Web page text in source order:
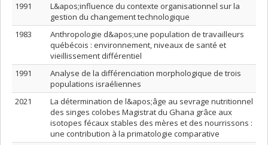
1991
L&apos;influence du contexte organisationnel sur la
gestion du changement technologique
1983
Anthropologie d&apos;une population de travailleurs
québécois : environnement, niveaux de santé et
vieillissement différentiel
1991
Analyse de la différenciation morphologique de trois
populations israéliennes
2021
La détermination de l&apos;âge au sevrage nutritionnel
des singes colobes Magistrat du Ghana grâce aux
isotopes fécaux stables des mères et des nourrissons :
une contribution à la primatologie comparative